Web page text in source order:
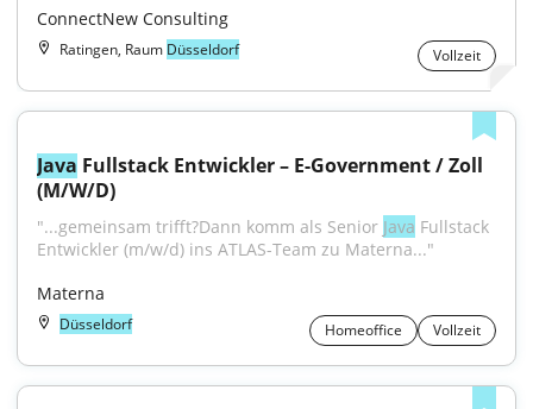
ConnectNew Consulting
Ratingen, Raum Düsseldorf Vollzeit
Java Fullstack Entwickler – E-Government / Zoll
(M/W/D)
"...gemeinsam trifft?Dann komm als Senior Java Fullstack
Entwickler (m/w/d) ins ATLAS-Team zu Materna..."
Materna
Düsseldorf Homeoffice Vollzeit